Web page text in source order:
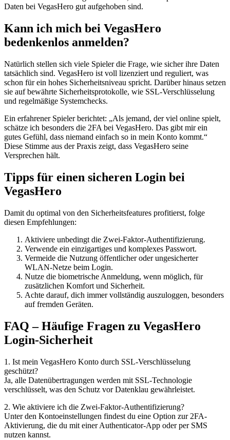
Daten bei VegasHero gut aufgehoben sind.
Kann ich mich bei VegasHero
bedenkenlos anmelden?
Natürlich stellen sich viele Spieler die Frage, wie sicher ihre Daten
tatsächlich sind. VegasHero ist voll lizenziert und reguliert, was
schon für ein hohes Sicherheitsniveau spricht. Darüber hinaus setzen
sie auf bewährte Sicherheitsprotokolle, wie SSL-Verschlüsselung
und regelmäßige Systemchecks.
Ein erfahrener Spieler berichtet: „Als jemand, der viel online spielt,
schätze ich besonders die 2FA bei VegasHero. Das gibt mir ein
gutes Gefühl, dass niemand einfach so in mein Konto kommt.“
Diese Stimme aus der Praxis zeigt, dass VegasHero seine
Versprechen hält.
Tipps für einen sicheren Login bei
VegasHero
Damit du optimal von den Sicherheitsfeatures profitierst, folge
diesen Empfehlungen:
Aktiviere unbedingt die Zwei-Faktor-Authentifizierung.
Verwende ein einzigartiges und komplexes Passwort.
Vermeide die Nutzung öffentlicher oder ungesicherter
WLAN-Netze beim Login.
Nutze die biometrische Anmeldung, wenn möglich, für
zusätzlichen Komfort und Sicherheit.
Achte darauf, dich immer vollständig auszuloggen, besonders
auf fremden Geräten.
FAQ – Häufige Fragen zu VegasHero
Login-Sicherheit
1. Ist mein VegasHero Konto durch SSL-Verschlüsselung
geschützt?
Ja, alle Datenübertragungen werden mit SSL-Technologie
verschlüsselt, was den Schutz vor Datenklau gewährleistet.
2. Wie aktiviere ich die Zwei-Faktor-Authentifizierung?
Unter den Kontoeinstellungen findest du eine Option zur 2FA-
Aktivierung, die du mit einer Authenticator-App oder per SMS
nutzen kannst.